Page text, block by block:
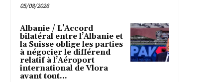
05/08/2026
Albanie / L’Accord
bilatéral entre l’Albanie et
la Suisse oblige les parties
à négocier le différend
relatif à l’Aéroport
international de Vlora
avant tout...